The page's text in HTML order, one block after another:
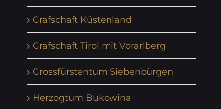
Grafschaft Küstenland
Grafschaft Tirol mit Vorarlberg
Grossfürstentum Siebenbürgen
Herzogtum Bukowina